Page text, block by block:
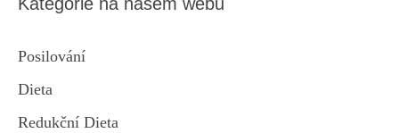
Posilování
Dieta
Redukční Dieta